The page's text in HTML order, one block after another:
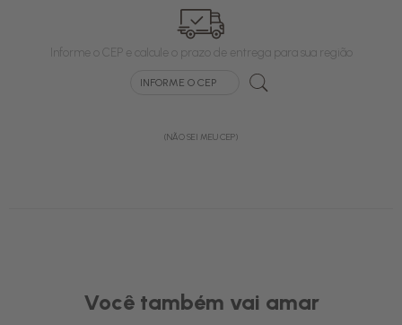
Informe o CEP e calcule o prazo de entrega para sua região
(NÃO SEI MEU CEP)
Você também vai amar